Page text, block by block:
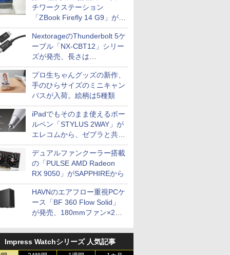
チワークステーション
「ZBook Firefly 14 G9」が
79,800円！秋葉原で中古PC
セール
NextorageのThunderbolt 5ケ
ーブル「NX-CBT12」シリー
ズが発売、長さは
30cm/50cm/1mの3種類
プロ生ちゃんグッズの新作、
手のひらサイズのミニキャン
バスが入荷。絵柄は5種類
iPadでもそのまま使えるボー
ルペン「STYLUS 2WAY」が
エレコムから、ゼブラと共同
開発
デュアルファンクーラー搭載
の「PULSE AMD Radeon
RX 9050」がSAPPHIREから
HAVNのエアフロー重視PCケ
ース「BF 360 Flow Solid」
が発売、180mmファン×2搭
Impress Watchシリーズ 人気記事